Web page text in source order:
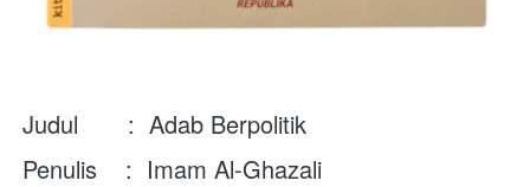
Judul       :  Adab Berpolitik
Penulis    : Imam Al-Ghazali